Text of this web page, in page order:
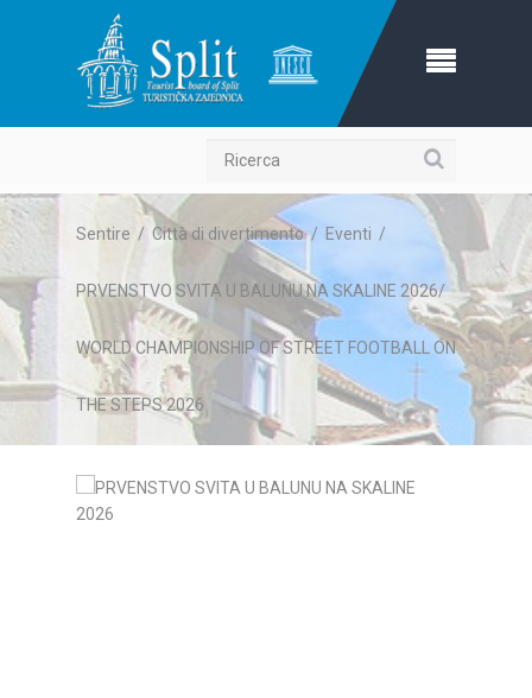
Ricerca
Sentire / Città di divertimento/ Eventi /
PRVENSTVO SVITA U BALUNU NA SKALINE 2026/
WORLD CHAMPIONSHIP OF STREET FOOTBALL ON
THE STEPS 2026